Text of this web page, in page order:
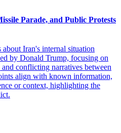
Parade, and Public Protests
Iran's internal situation
by Donald Trump, focusing on
conflicting narratives between
align with known information,
or context, highlighting the